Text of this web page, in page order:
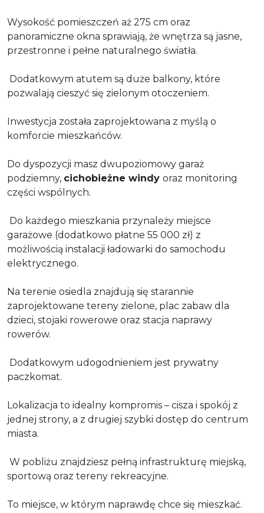
Wysokość pomieszczeń aż 275 cm oraz
panoramiczne okna sprawiają, że wnętrza są jasne,
przestronne i pełne naturalnego światła.
Dodatkowym atutem są duże balkony, które
pozwalają cieszyć się zielonym otoczeniem.
Inwestycja została zaprojektowana z myślą o
komforcie mieszkańców.
Do dyspozycji masz dwupoziomowy garaż
podziemny, cichobieżne windy oraz monitoring
części wspólnych.
Do każdego mieszkania przynależy miejsce
garażowe (dodatkowo płatne 55 000 zł) z
możliwością instalacji ładowarki do samochodu
elektrycznego.
Na terenie osiedla znajdują się starannie
zaprojektowane tereny zielone, plac zabaw dla
dzieci, stojaki rowerowe oraz stacja naprawy
rowerów.
Dodatkowym udogodnieniem jest prywatny
paczkomat.
Lokalizacja to idealny kompromis – cisza i spokój z
jednej strony, a z drugiej szybki dostęp do centrum
miasta.
W pobliżu znajdziesz pełną infrastrukturę miejską,
sportową oraz tereny rekreacyjne.
To miejsce, w którym naprawdę chce się mieszkać.